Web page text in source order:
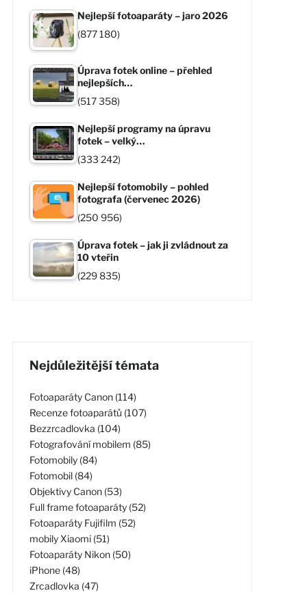
Nejlepší fotoaparáty – jaro 2026
(877 180)
Úprava fotek online – přehled
nejlepších…
(517 358)
Nejlepší programy na úpravu
fotek – velký…
(333 242)
Nejlepší fotomobily – pohled
fotografa (červenec 2026)
(250 956)
Úprava fotek – jak ji zvládnout za
10 vteřin
(229 835)
Nejdůležitější témata
Fotoaparáty Canon (114)
Recenze fotoaparátů (107)
Bezzrcadlovka (104)
Fotografování mobilem (85)
Fotomobily (84)
Fotomobil (84)
Objektivy Canon (53)
Full frame fotoaparáty (52)
Fotoaparáty Fujifilm (52)
mobily Xiaomi (51)
Fotoaparáty Nikon (50)
iPhone (48)
Zrcadlovka (47)